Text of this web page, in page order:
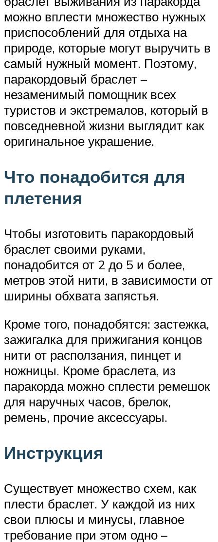
можно вплести множество нужных
приспособлений для отдыха на
природе, которые могут выручить в
самый нужный момент. Поэтому,
паракордовый браслет –
незаменимый помощник всех
туристов и экстремалов, который в
повседневной жизни выглядит как
оригинальное украшение.
Что понадобится для
плетения
Чтобы изготовить паракордовый
браслет своими руками,
понадобится от 2 до 5 и более,
метров этой нити, в зависимости от
ширины обхвата запястья.
Кроме того, понадобятся: застежка,
зажигалка для прижигания концов
нити от расползания, пинцет и
ножницы. Кроме браслета, из
паракорда можно сплести ремешок
для наручных часов, брелок,
ремень, прочие аксессуары.
Инструкция
Существует множество схем, как
плести браслет. У каждой из них
свои плюсы и минусы, главное
требование при этом одно –